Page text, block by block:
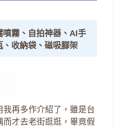
噴霧、自拍神器、AI手
收納袋、磁吸腳架
再多作介紹了，雖是台
才去老街逛逛，畢竟假